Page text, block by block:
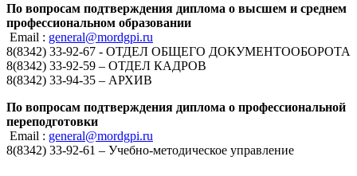
По вопросам подтверждения диплома о высшем и среднем
профессиональном образовании
Email : general@mordgpi.ru
8(8342) 33-92-67 - ОТДЕЛ ОБЩЕГО ДОКУМЕНТООБОРОТА
8(8342) 33-92-59 – ОТДЕЛ КАДРОВ
8(8342) 33-94-35 – АРХИВ
По вопросам подтверждения диплома о профессиональной
переподготовки
Email : general@mordgpi.ru
8(8342) 33-92-61 – Учебно-методическое управление